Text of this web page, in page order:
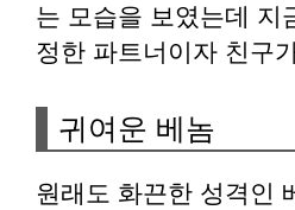
는 모습을 보였는데 지
정한 파트너이자 친구
귀여운 베놈
원래도 화끈한 성격인